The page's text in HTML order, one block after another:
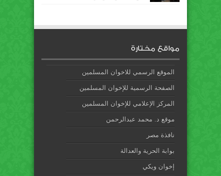
مواقع مختارة
الموقع الرسمي للاخوان المسلمين
الصفحة الرسمية للإخوان المسلمين
المركز الإعلامي للإخوان المسلمين
موقع د. محمد عبدالرحمن
نافذة مصر
بوابة الحرية والعدالة
إخوان ويكي